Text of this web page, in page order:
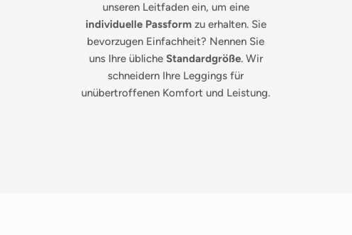
unseren Leitfaden ein, um eine
individuelle Passformzu erhalten. Sie
bevorzugen Einfachheit? Nennen Sie
uns Ihre übliche Standardgröße. Wir
schneidern Ihre Leggings für
unübertroffenen Komfort und Leistung.